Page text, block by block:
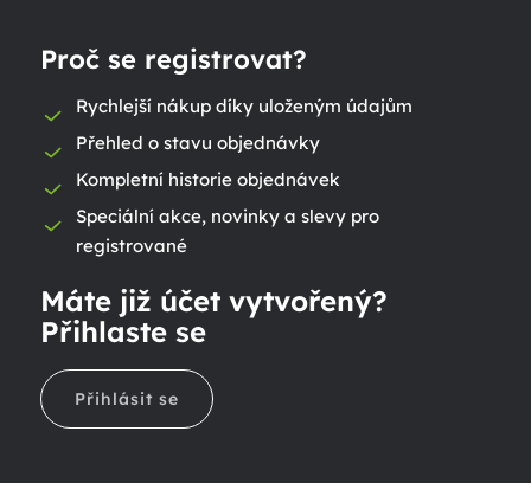
Proč se registrovat?
Rychlejší nákup díky uloženým údajům
Přehled o stavu objednávky
Kompletní historie objednávek
Speciální akce, novinky a slevy pro
registrované
Máte již účet vytvořený?
Přihlaste se
Přihlásit se